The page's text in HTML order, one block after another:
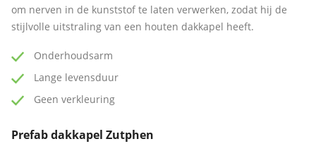
om nerven in de kunststof te laten verwerken, zodat hij de
stijlvolle uitstraling van een houten dakkapel heeft.
Onderhoudsarm
Lange levensduur
Geen verkleuring
Prefab dakkapel Zutphen